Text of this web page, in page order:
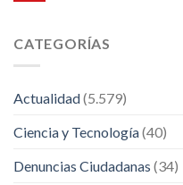
CATEGORÍAS
Actualidad(5.579)
Ciencia y Tecnología(40)
Denuncias Ciudadanas (34)